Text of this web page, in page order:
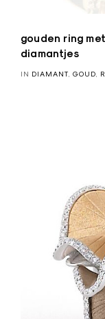
gouden ring
diamantjes
IN DIAMANT GOUD